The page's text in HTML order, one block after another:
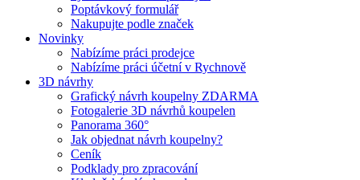
Poptávkový formulář
Nakupujte podle značek
Novinky
Nabízíme práci prodejce
Nabízíme práci účetní v Rychnově
3D návrhy
Grafický návrh koupelny ZDARMA
Fotogalerie 3D návrhů koupelen
Panorama 360°
Jak objednat návrh koupelny?
Ceník
Podklady pro zpracování